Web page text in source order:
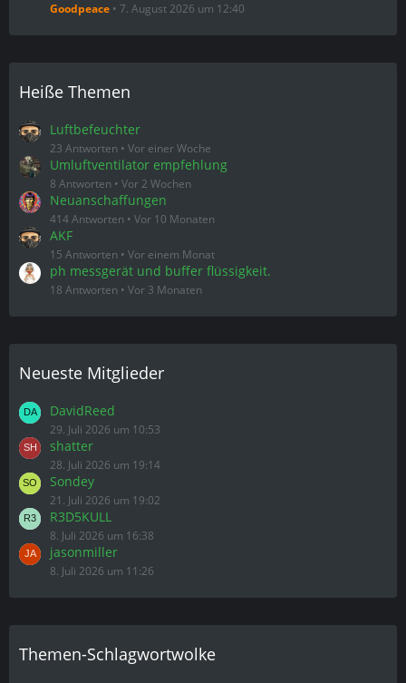
Goodpeace 7. August 2026 um 12:40
Heiße Themen
Luftbefeuchter
23 Antworten Vor einer Woche
Umluftventilator empfehlung
8 Antworten Vor 2 Wochen
Neuanschaffungen
414 Antworten Vor 10 Monaten
AKF
15 Antworten Vor einem Monat
ph messgerät und buffer flüssigkeit.
18 Antworten Vor 3 Monaten
Neueste Mitglieder
DavidReed
29. Juli 2026 um 10:53
shatter
28. Juli 2026 um 19:14
Sondey
21. Juli 2026 um 19:02
R3D5KULL
8. Juli 2026 um 16:38
jasonmiller
8. Juli 2026 um 11:26
Themen-Schlagwortwolke